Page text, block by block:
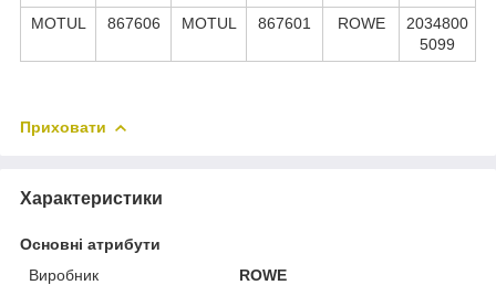
MOTUL 867606 MOTUL 867601 ROWE
2034800
5099
Приховати
Характеристики
Основні атрибути
Виробник
ROWE